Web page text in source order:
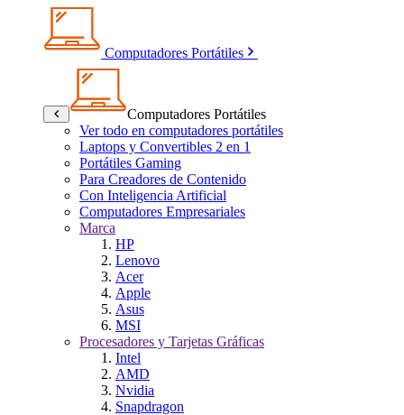
Computadores Portátiles
Computadores Portátiles
Ver todo en computadores portátiles
Laptops y Convertibles 2 en 1
Portátiles Gaming
Para Creadores de Contenido
Con Inteligencia Artificial
Computadores Empresariales
Marca
HP
Lenovo
Acer
Apple
Asus
MSI
Procesadores y Tarjetas Gráficas
Intel
AMD
Nvidia
Snapdragon